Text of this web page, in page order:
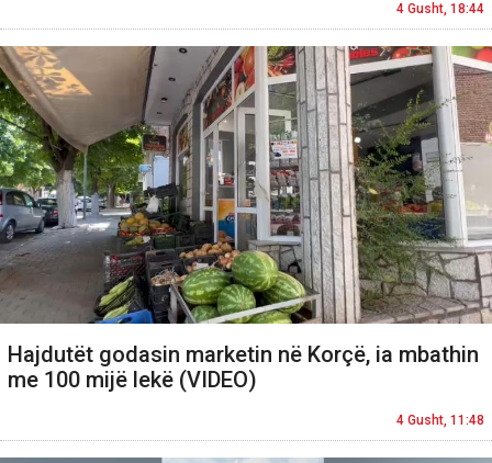
4 Gusht, 18:44
Hajdutët godasin marketin në Korçë, ia mbathin
me 100 mijë lekë (VIDEO)
4 Gusht, 11:48